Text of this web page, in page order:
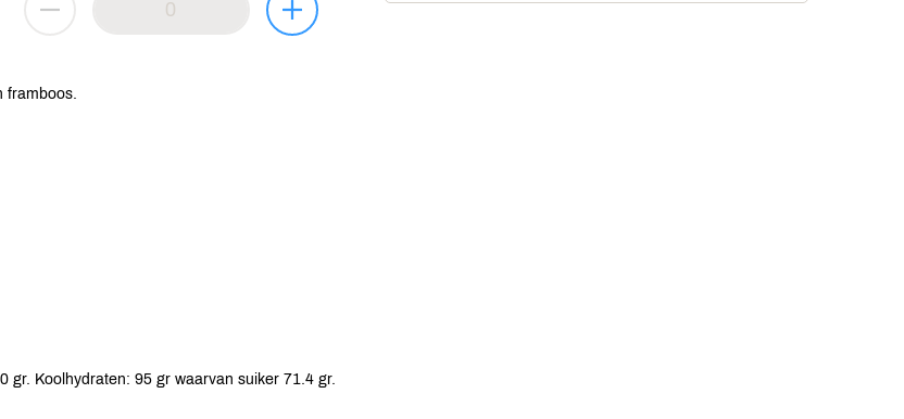
framboos.
gr. Koolhydraten: 95 gr waarvan suiker 71.4 gr.